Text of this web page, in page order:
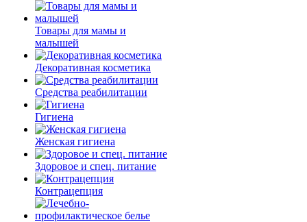
Товары для мамы и
малышей
Декоративная косметика
Средства реабилитации
Гигиена
Женская гигиена
Здоровое и спец. питание
Контрацепция